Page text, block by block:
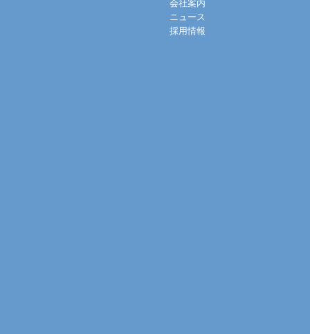
会社案内
ニュース
採用情報